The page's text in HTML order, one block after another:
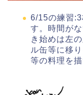
6/15の練習
す。時間が
き始めは左
ル缶等に移
等の料理を描